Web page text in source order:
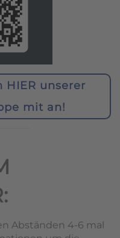
HIER unserer
mit an!
Abständen 4-6 mal